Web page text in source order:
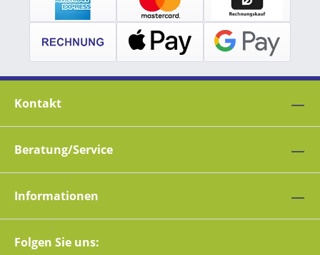
Kontakt
Beratung/Service
Informationen
Folgen Sie uns: